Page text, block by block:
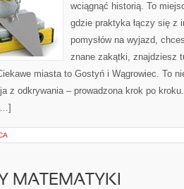
wciągnąć historią. To
gdzie praktyka łączy się z
pomysłów na wyjazd,
znane zakątki, znajdziesz
miasta to Gostyń i Wągrowiec. To
z odkrywania – prowadzona krok po
MATEMATYKI